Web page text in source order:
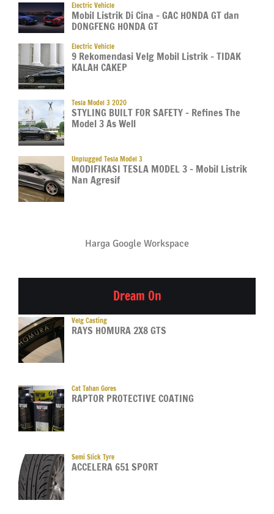
Electric Vehicle
Mobil Listrik Di Cina – GAC HONDA GT dan
DONGFENG HONDA GT
Electric Vehicle
9 Rekomendasi Velg Mobil Listrik – TIDAK
KALAH CAKEP
Tesla Model 3 2020
STYLING BUILT FOR SAFETY – Refines The
Model 3 As Well
Unplugged Tesla Model 3
MODIFIKASI TESLA MODEL 3 – Mobil Listrik
Nan Agresif
Harga Google Workspace
Dream On
Velg Casting
RAYS HOMURA 2X8 GTS
Cat Tahan Gores
RAPTOR PROTECTIVE COATING
Semi Slick Tyre
ACCELERA 651 SPORT